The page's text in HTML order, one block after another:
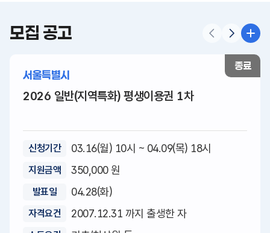
모집 공고
종료
서울특별시
2026 일반(지역특화) 평생이용권 1차
신청기간 03.16(월) 10시 ~ 04.09(목) 18시
지원금액 350,000 원
발표일 04.28(화)
자격요건 2007.12.31 까지 출생한 자